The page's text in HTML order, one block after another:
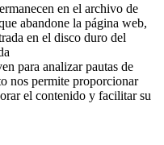
en el archivo de
abandone la página web,
en el disco duro del
para analizar pautas de
nos permite proporcionar
el contenido y facilitar su